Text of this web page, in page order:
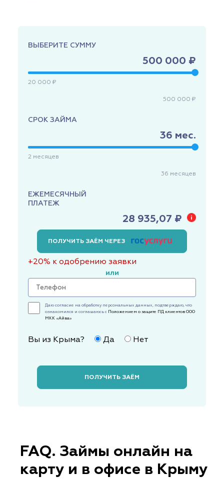
ВЫБЕРИТЕ СУММУ
500 000 ₽
20 000 ₽
500 000 ₽
СРОК ЗАЙМА
36 мес.
2 месяцев
36 месяцев
ЕЖЕМЕСЯЧНЫЙ
ПЛАТЕЖ
28 935,07 ₽
ПОЛУЧИТЬ ЗАЁМ ЧЕРЕЗ
+20% к одобрению заявки
или
Даю согласие на обработку персональных данных, подтверждаю, что
ознакомился и соглашаюсь с Положением о защите ПД клиентов ООО
МКК «Айва»
Вы из Крыма? Да Нет
ПОЛУЧИТЬ ЗАЁМ
FAQ. Займы онлайн на
карту и в офисе в Крыму